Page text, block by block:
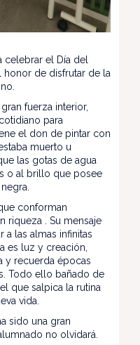
celebrar el Día del
honor de disfrutar de la
fuerza interior,
para
el don de pintar con
muerto u
las gotas de agua
o al brillo que posee
conforman
riqueza . Su mensaje
las almas infinitas
es luz y creación,
y recuerda épocas
Todo ello bañado de
que salpica la rutina
vida.
sido una gran
no olvidará.